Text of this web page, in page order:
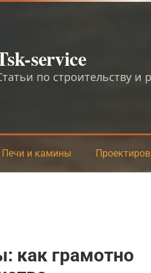
service
по строительству и
Печи и камины
как грамотно